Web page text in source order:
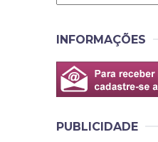
INFORMAÇÕES
PUBLICIDADE